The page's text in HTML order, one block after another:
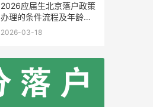
2026应届生北京落户政策
办理的条件流程及年龄限
制
2026-03-18